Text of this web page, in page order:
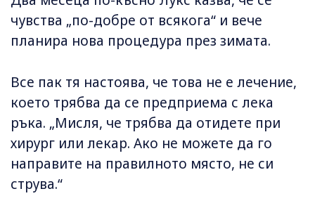
чувства „по-добре от всякога“ и вече
планира нова процедура през зимата.
Все пак тя настоява, че това не е лечение,
което трябва да се предприема с лека
ръка. „Мисля, че трябва да отидете при
хирург или лекар. Ако не можете да го
направите на правилното място, не си
струва.“